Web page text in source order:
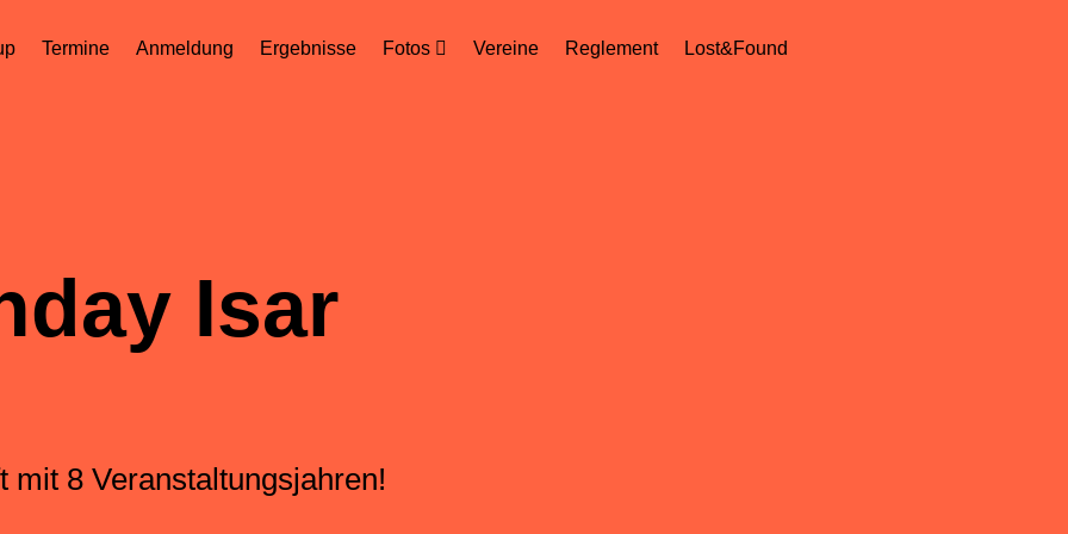
Termine Anmeldung Ergebnisse Fotos Vereine Reglement Lost&Found
Jugendliche
Alles.
Isar
mit 8 Veranstaltungsjahren!